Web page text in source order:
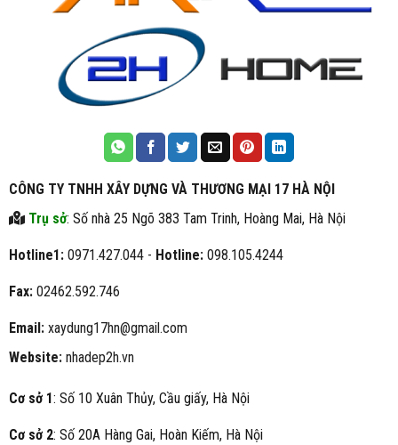
CÔNG TY TNHH XÂY DỰNG VÀ THƯƠNG MẠI 17 HÀ NỘI
Trụ sở: Số nhà 25 Ngõ 383 Tam Trinh, Hoàng Mai, Hà Nội
Hotline1:0971.427.044 - Hotline:098.105.4244
Fax:02462.592.746
Email:xaydung17hn@gmail.com
Website:nhadep2h.vn
Cơ sở 1: Số 10 Xuân Thủy, Cầu giấy, Hà Nội
Cơ sở 2: Số 20A Hàng Gai, Hoàn Kiếm, Hà Nội